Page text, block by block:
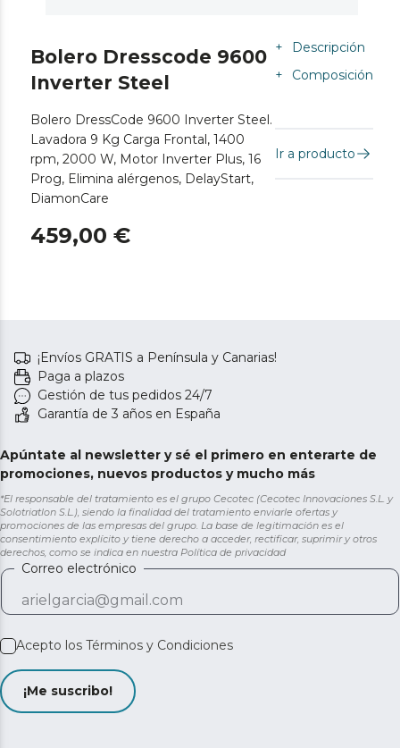
Bolero Dresscode 9600
Inverter Steel
Bolero DressCode 9600 Inverter Steel.
Lavadora 9 Kg Carga Frontal, 1400
rpm, 2000 W, Motor Inverter Plus, 16
Prog, Elimina alérgenos, DelayStart,
DiamonCare
459,00 €
+
Descripción
+
Composición
Ir a producto
¡Envíos GRATIS a Península y Canarias!
Paga a plazos
Gestión de tus pedidos 24/7
Garantía de 3 años en España
Apúntate al newsletter y sé el primero en enterarte de
promociones, nuevos productos y mucho más
*El responsable del tratamiento es el grupo Cecotec (Cecotec Innovaciones S.L. y
Solotriatlon S.L.), siendo la finalidad del tratamiento enviarle ofertas y
promociones de las empresas del grupo. La base de legitimación es el
consentimiento explícito y tiene derecho a acceder, rectificar, suprimir y otros
derechos, como se indica en nuestra Política de privacidad
Correo electrónico
Acepto los Términos y Condiciones
¡Me suscribo!